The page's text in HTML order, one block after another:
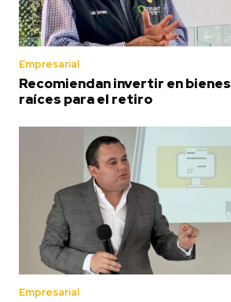
Empresarial
Recomiendan invertir en bienes
raíces para el retiro
Empresarial